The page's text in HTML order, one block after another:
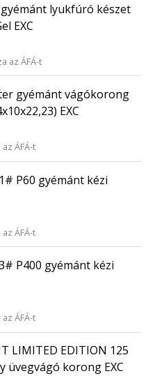
lyukfúró készet
EXC
az ÁFÁ-t
gyémánt vágókorong
EXC
ÁFÁ-t
P60 gyémánt kézi
ÁFÁ-t
P400 gyémánt kézi
ÁFÁ-t
LIMITED EDITION 125
üvegvágó korong EXC